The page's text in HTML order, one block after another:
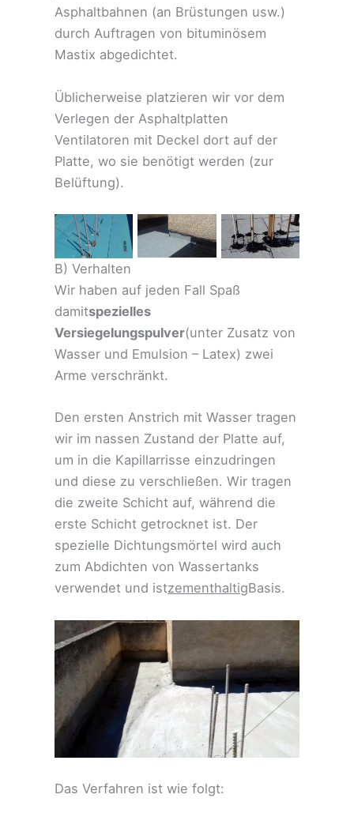
Asphaltbahnen (an Brüstungen usw.)
durch Auftragen von bituminösem
Mastix abgedichtet.
Üblicherweise platzieren wir vor dem
Verlegen der Asphaltplatten
Ventilatoren mit Deckel dort auf der
Platte, wo sie benötigt werden (zur
Belüftung).
B) Verhalten
Wir haben auf jeden Fall Spaß
damitspezielles
Versiegelungspulver(unter Zusatz von
Wasser und Emulsion – Latex) zwei
Arme verschränkt.
Den ersten Anstrich mit Wasser tragen
wir im nassen Zustand der Platte auf,
um in die Kapillarrisse einzudringen
und diese zu verschließen. Wir tragen
die zweite Schicht auf, während die
erste Schicht getrocknet ist. Der
spezielle Dichtungsmörtel wird auch
zum Abdichten von Wassertanks
verwendet und istzementhaltigBasis.
Das Verfahren ist wie folgt: